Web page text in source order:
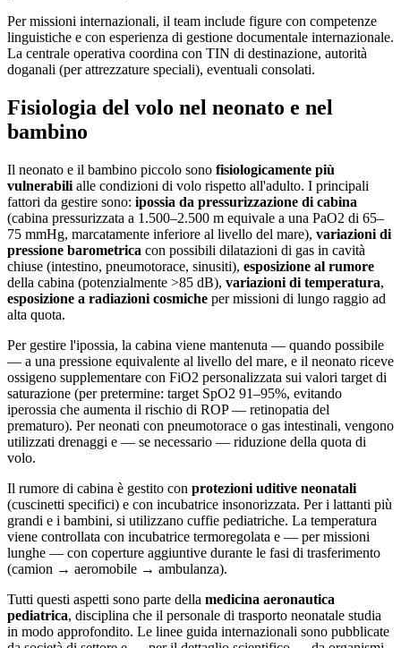
Per missioni internazionali, il team include figure con competenze
linguistiche e con esperienza di gestione documentale internazionale.
La centrale operativa coordina con TIN di destinazione, autorità
doganali (per attrezzature speciali), eventuali consolati.
Fisiologia del volo nel neonato e nel
bambino
Il neonato e il bambino piccolo sono fisiologicamente più
vulnerabili alle condizioni di volo rispetto all'adulto. I principali
fattori da gestire sono: ipossia da pressurizzazione di cabina
(cabina pressurizzata a 1.500–2.500 m equivale a una PaO2 di 65–
75 mmHg, marcatamente inferiore al livello del mare), variazioni di
pressione barometrica con possibili dilatazioni di gas in cavità
chiuse (intestino, pneumotorace, sinusiti), esposizione al rumore
della cabina (potenzialmente >85 dB), variazioni di temperatura,
esposizione a radiazioni cosmiche per missioni di lungo raggio ad
alta quota.
Per gestire l'ipossia, la cabina viene mantenuta — quando possibile
— a una pressione equivalente al livello del mare, e il neonato riceve
ossigeno supplementare con FiO2 personalizzata sui valori target di
saturazione (per pretermine: target SpO2 91–95%, evitando
iperossia che aumenta il rischio di ROP — retinopatia del
prematuro). Per neonati con pneumotorace o gas intestinali, vengono
utilizzati drenaggi e — se necessario — riduzione della quota di
volo.
Il rumore di cabina è gestito con protezioni uditive neonatali
(cuscinetti specifici) e con incubatrice insonorizzata. Per i lattanti più
grandi e i bambini, si utilizzano cuffie pediatriche. La temperatura
viene controllata con incubatrice termoregolata e — per missioni
lunghe — con coperture aggiuntive durante le fasi di trasferimento
(camion → aeromobile → ambulanza).
Tutti questi aspetti sono parte della medicina aeronautica
pediatrica, disciplina che il personale di trasporto neonatale studia
in modo approfondito. Le linee guida internazionali sono pubblicate